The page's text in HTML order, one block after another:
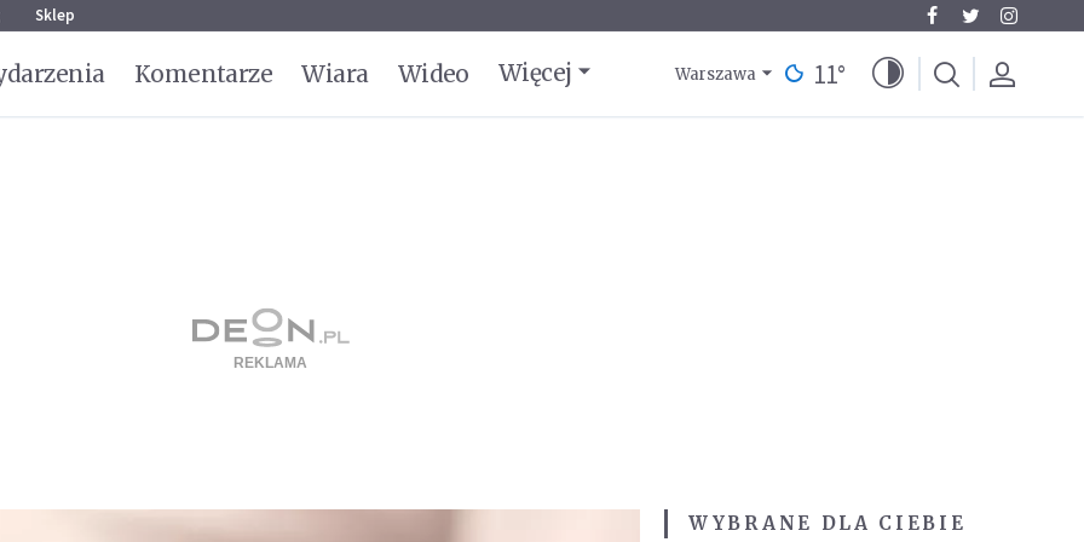
Sklep
Komentarze Wiara Wideo Więcej Warszawa 11°
WYBRANE DLA CIEBIE